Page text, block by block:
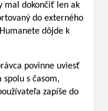
mal dokončiť len ak
do externého
dôjde k
povinne uviesť
s časom,
zapíše do